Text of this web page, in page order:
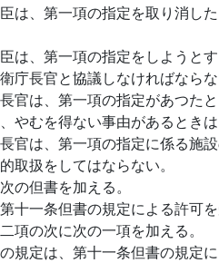
は、第一項の指定を取り消し
は、第一項の指定をしようと
庁長官と協議しなければならな
官は、第一項の指定があつた
やむを得ない事由があるときは
官は、第一項の指定に係る施
取扱をしてはならない。
の但書を加える。
十一条但書の規定による許可
項の次に次の一項を加える。
規定は、第十一条但書の規定